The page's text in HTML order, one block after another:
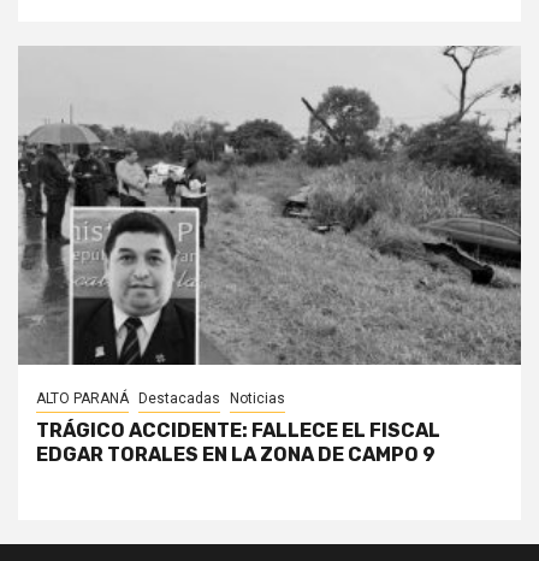
ALTO PARANÁ Destacadas Noticias
TRÁGICO ACCIDENTE: FALLECE EL FISCAL
EDGAR TORALES EN LA ZONA DE CAMPO 9